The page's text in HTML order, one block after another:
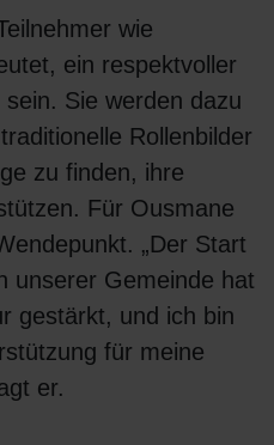
wie
ein respektvoller
sein. Sie werden dazu
Rollenbilder
zu finden, ihre
Für Ousmane
„Der Start
unserer Gemeinde hat
gestärkt, und ich bin
für meine
er.